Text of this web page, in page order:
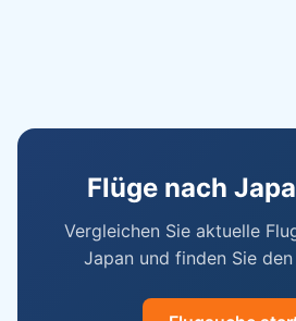
Flüge nach
Vergleichen Sie aktuelle
Japan und finden Sie